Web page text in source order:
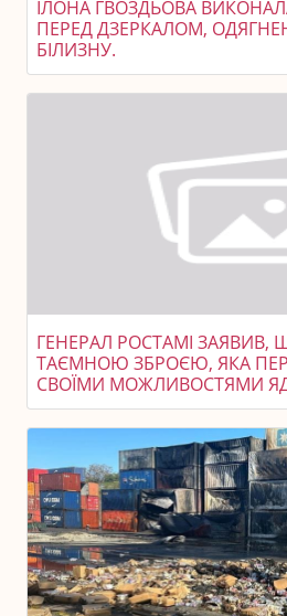
ІЛОНА ГВОЗДЬОВА
ПЕРЕД ДЗЕРКАЛОМ,
БІЛИЗНУ.
ГЕНЕРАЛ РОСТАМІ ЗАЯВИВ,
ТАЄМНОЮ ЗБРОЄЮ, ЯКА
СВОЇМИ МОЖЛИВОСТЯМИ